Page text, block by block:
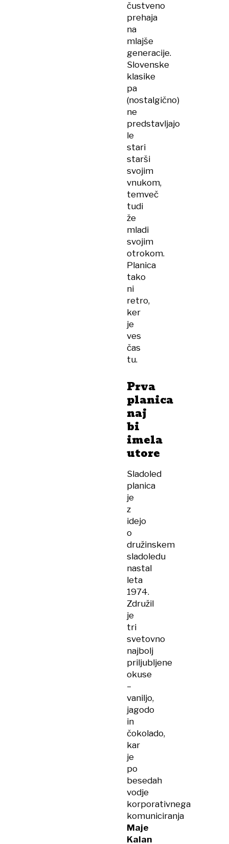
čustveno
prehaja
na
mlajše
generacije.
Slovenske
klasike
pa
(nostalgično)
ne
predstavljajo
le
stari
starši
svojim
vnukom,
temveč
tudi
že
mladi
svojim
otrokom.
Planica
tako
ni
retro,
ker
je
ves
čas
tu.
Prva
planica
naj
bi
imela
utore
Sladoled
planica
je
z
idejo
o
družinskem
sladoledu
nastal
leta
1974.
Združil
je
tri
svetovno
najbolj
priljubljene
okuse
–
vaniljo,
jagodo
in
čokolado,
kar
je
po
besedah
vodje
korporativnega
komuniciranja
Maje
Kalan